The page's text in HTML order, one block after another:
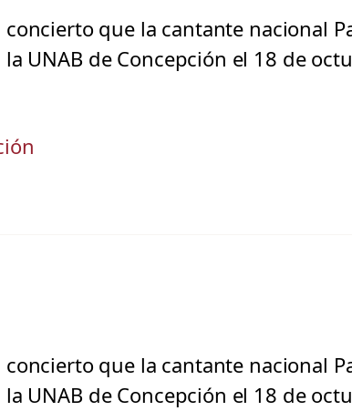
que la cantante nacional
UNAB de Concepción el 18 de
que la cantante nacional
UNAB de Concepción el 18 de